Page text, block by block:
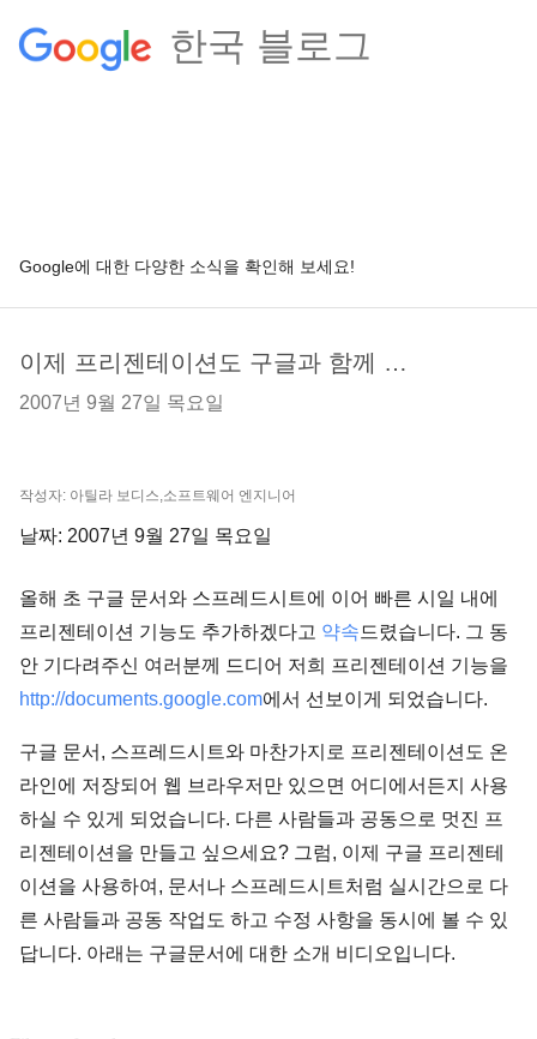
한국 블로그
Google에 대한 다양한 소식을 확인해 보세요!
이제 프리젠테이션도 구글과 함께 …
2007년 9월 27일 목요일
작성자: 아틸라 보디스,소프트웨어 엔지니어
날짜: 2007년 9월 27일 목요일
올해 초 구글 문서와 스프레드시트에 이어 빠른 시일 내에
프리젠테이션 기능도 추가하겠다고 약속 드렸습니다. 그 동
안 기다려주신 여러분께 드디어 저희 프리젠테이션 기능을
http://documents.google.com에서 선보이게 되었습니다.
구글 문서, 스프레드시트와 마찬가지로 프리젠테이션도 온
라인에 저장되어 웹 브라우저만 있으면 어디에서든지 사용
하실 수 있게 되었습니다. 다른 사람들과 공동으로 멋진 프
리젠테이션을 만들고 싶으세요? 그럼, 이제 구글 프리젠테
이션을 사용하여, 문서나 스프레드시트처럼 실시간으로 다
른 사람들과 공동 작업도 하고 수정 사항을 동시에 볼 수 있
답니다. 아래는 구글문서에 대한 소개 비디오입니다.